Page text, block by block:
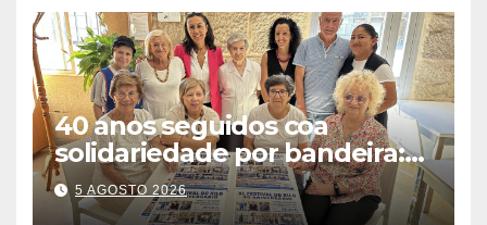
40 anos seguidos coa
solidariedade por bandeira:
este venres celébrase o
Festival do Kilo no Auditorio
5 AGOSTO 2026